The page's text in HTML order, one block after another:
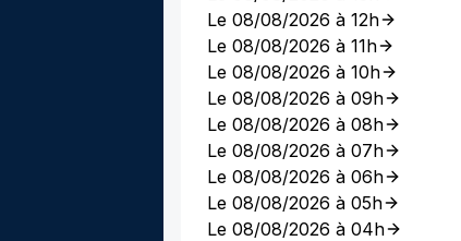
Le 08/08/2026 à 12h
Le 08/08/2026 à 11h
Le 08/08/2026 à 10h
Le 08/08/2026 à 09h
Le 08/08/2026 à 08h
Le 08/08/2026 à 07h
Le 08/08/2026 à 06h
Le 08/08/2026 à 05h
Le 08/08/2026 à 04h